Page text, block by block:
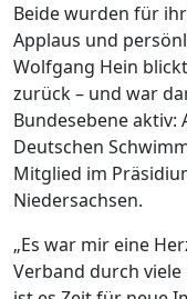
Beide wurden für
Applaus und
Wolfgang Hein
zurück – und war
Bundesebene aktiv:
Deutschen
Mitglied im
Niedersachsen.
„Es war mir eine
Verband durch